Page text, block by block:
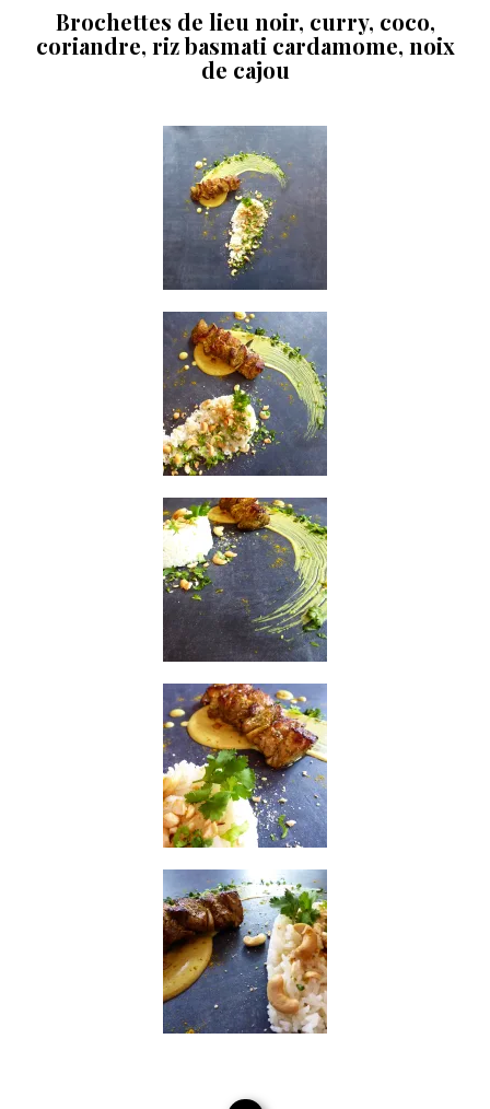
Brochettes de lieu noir, curry, coco,
coriandre, riz basmati cardamome, noix
de cajou